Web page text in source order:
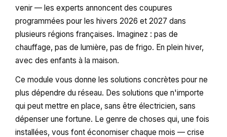
venir — les experts annoncent des coupures
programmées pour les hivers 2026 et 2027 dans
plusieurs régions françaises. Imaginez : pas de
chauffage, pas de lumière, pas de frigo. En plein hiver,
avec des enfants à la maison.
Ce module vous donne les solutions concrètes pour ne
plus dépendre du réseau. Des solutions que n'importe
qui peut mettre en place, sans être électricien, sans
dépenser une fortune. Le genre de choses qui, une fois
installées, vous font économiser chaque mois — crise